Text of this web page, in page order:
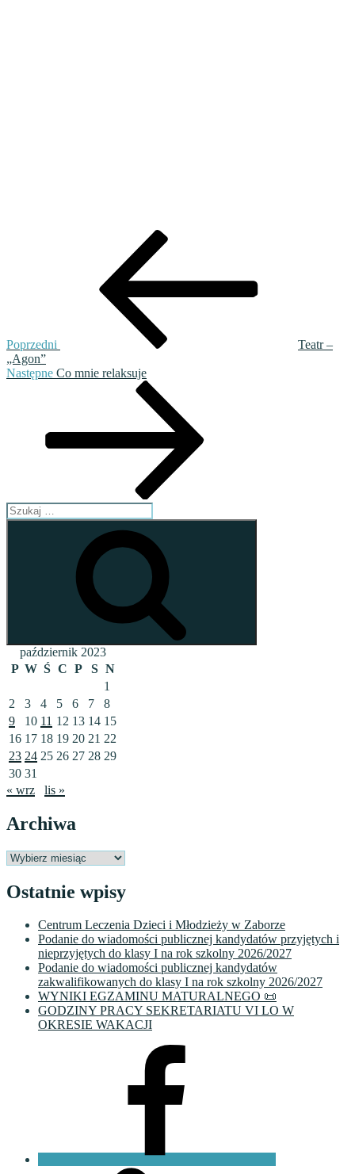
Poprzedni
Teatr –
„Agon”
Następny
Następne Co mnie relaksuje
Szukaj:
październik 2023
P W Ś C P S N
1
2
3 4 5 6 7
8
9
10 11 12 13 14 15
16 17 18 19 20 21 22
23 24 25 26 27 28 29
30 31
« wrz
lis »
Archiwa
Archiwa
Ostatnie wpisy
Centrum Leczenia Dzieci i Młodzieży w Zaborze
Podanie do wiadomości publicznej kandydatów przyjętych i
nieprzyjętych do klasy I na rok szkolny 2026/2027
Podanie do wiadomości publicznej kandydatów
zakwalifikowanych do klasy I na rok szkolny 2026/2027
WYNIKI EGZAMINU MATURALNEGO 📜
GODZINY PRACY SEKRETARIATU VI LO W
OKRESIE WAKACJI